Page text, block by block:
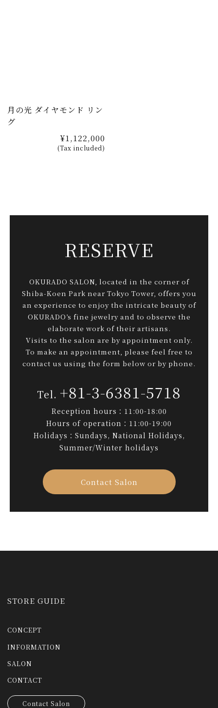
月の光 ダイヤモンド リン
グ
¥1,122,000
(Tax included)
RESERVE
OKURADO SALON, located in the corner of
Shiba-Koen Park near Tokyo Tower, offers you
an experience to enjoy the intricate beauty of
OKURADO’s fine jewelry and to observe the
elaborate work of their artisans.
Visits to the salon are by appointment only.
To make an appointment, please feel free to
contact us using the form below or by phone.
+81-3-6381-5718
Reception hours：11:00-18:00
Hours of operation：11:00-19:00
Holidays：Sundays, National Holidays,
Summer/Winter holidays
Contact Salon
STORE GUIDE
CONCEPT
INFORMATION
SALON
CONTACT
Contact Salon